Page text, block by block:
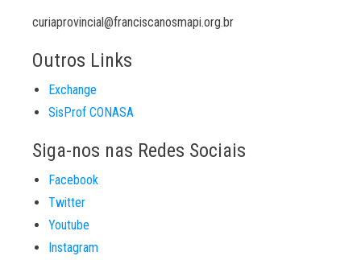
curiaprovincial@franciscanosmapi.org.br
Outros Links
Exchange
SisProf CONASA
Siga-nos nas Redes Sociais
Facebook
Twitter
Youtube
Instagram